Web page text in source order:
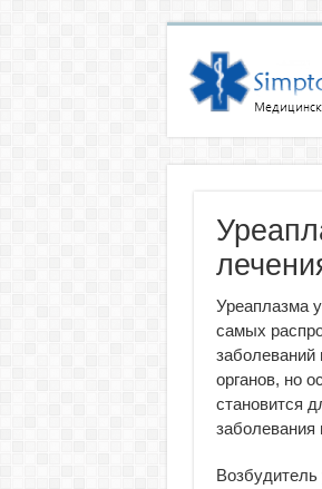
Уреаплазма
самых
органов, но
становится
заболевания